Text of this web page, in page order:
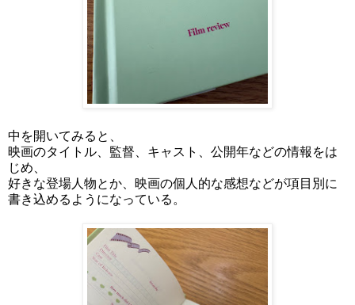
中を開いてみると、
映画のタイトル、監督、キャスト、公開年などの情報をは
じめ、
好きな登場人物とか、映画の個人的な感想などが項目別に
書き込めるようになっている。